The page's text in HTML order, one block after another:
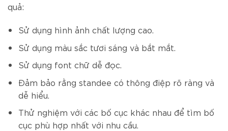
quả:
Sử dụng hình ảnh chất lượng cao.
Sử dụng màu sắc tươi sáng và bắt mắt.
Sử dụng font chữ dễ đọc.
Đảm bảo rằng standee có thông điệp rõ ràng và
dễ hiểu.
Thử nghiệm với các bố cục khác nhau để tìm bố
cục phù hợp nhất với nhu cầu.